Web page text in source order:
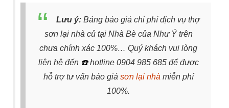
Lưu ý:Bảng báo giá chi phí dịch vụ thợ
sơn lại nhà củ tại Nhà Bè của Như Ý trên
chưa chính xác 100%… Quý khách vui lòng
liên hệ đến ☎️hotline 0904 985 685 để được
hỗ trợ tư vấn báo giá sơn lại nhà miễn phí
100%.